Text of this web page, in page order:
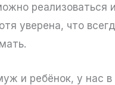
реализоваться
уверена, что
и ребёнок, у нас в